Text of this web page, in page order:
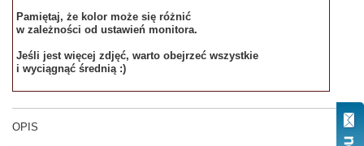
Pamiętaj, że kolor może się różnić
w zależności od ustawień monitora.
Jeśli jest więcej zdjęć, warto obejrzeć wszystkie
i wyciągnąć średnią :)
OPIS